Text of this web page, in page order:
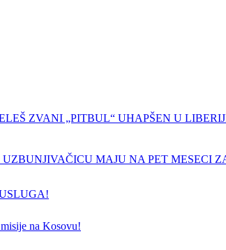
ZVANI „PITBUL“ UHAPŠEN U
MAJU NA PET MESECI
na Kosovu!